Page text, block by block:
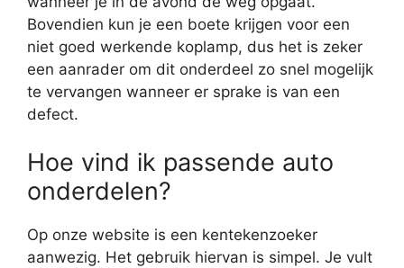
Bovendien kun je een boete krijgen voor een
niet goed werkende koplamp, dus het is zeker
een aanrader om dit onderdeel zo snel mogelijk
te vervangen wanneer er sprake is van een
defect.
Hoe vind ik passende auto
onderdelen?
Op onze website is een kentekenzoeker
aanwezig. Het gebruik hiervan is simpel. Je vult